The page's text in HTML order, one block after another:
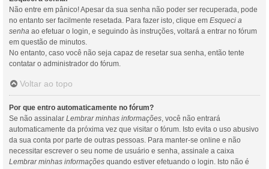
Não entre em pânico! Apesar da sua senha não poder ser recuperada, pode
no entanto ser facilmente resetada. Para fazer isto, clique em Esqueci a
senha ao efetuar o login, e seguindo às instruções, voltará a entrar no fórum
em questão de minutos.
No entanto, caso você não seja capaz de resetar sua senha, então tente
contatar o administrador do fórum.
Voltar ao topo
Por que entro automaticamente no fórum?
Se não assinalar Lembrar minhas informações, você não entrará
automaticamente da próxima vez que visitar o fórum. Isto evita o uso abusivo
da sua conta por parte de outras pessoas. Para manter-se online e não
necessitar escrever o seu nome de usuário e senha, assinale a caixa
Lembrar minhas informações quando estiver efetuando o login. Isto não é